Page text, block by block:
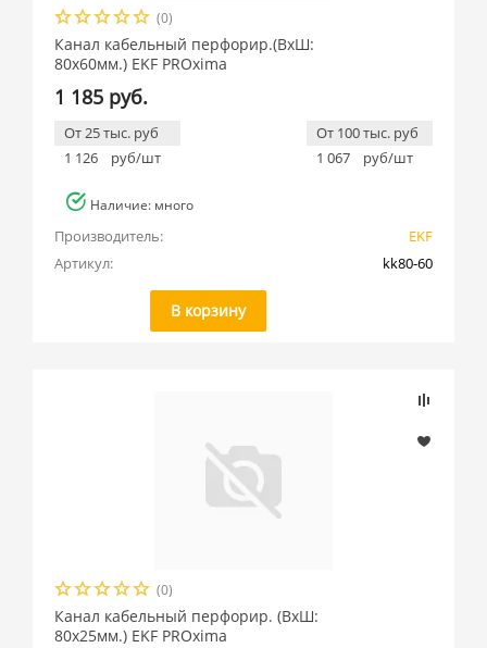
(0)
Канал кабельный перфорир.(ВхШ:
80х60мм.) EKF PROxima
1 185 руб.
От 25 тыс. руб
1 126
руб/шт
От 100 тыс. руб
1 067
руб/шт
Наличие: много
Производитель:
EKF
Артикул:
kk80-60
В корзину
(0)
Канал кабельный перфорир. (ВхШ:
80х25мм.) EKF PROxima